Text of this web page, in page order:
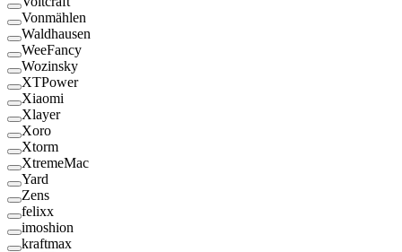
Vonmählen
Waldhausen
WeeFancy
Wozinsky
XTPower
Xiaomi
Xlayer
Xoro
Xtorm
XtremeMac
Yard
Zens
felixx
imoshion
kraftmax